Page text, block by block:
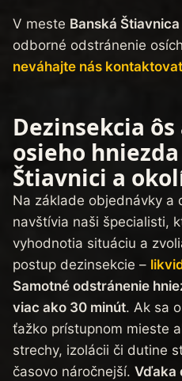
V meste Banská
odborné odstránenie
neváhajte nás
Dezinsekcia
osieho
Štiavnici a
Na základe objednávky a
navštívia naši špecialisti,
vyhodnotia situáciu a
postup dezinsekcie –
Samotné odstránenie
viac ako 30 minút. Ak sa
ťažko prístupnom mieste
strechy, izolácii či dutine
časovo náročnejší. Vďaka